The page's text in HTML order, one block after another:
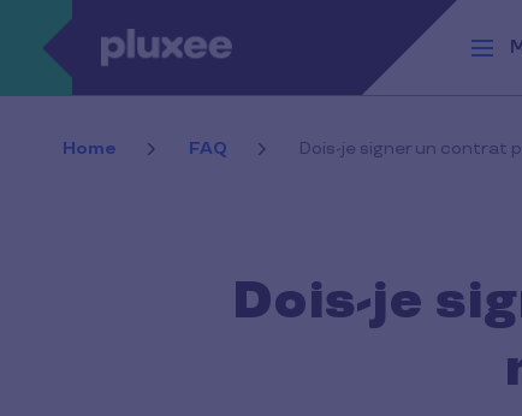
Aller au contenu principal
Home FAQ Dois-je signer un contrat
Dois-je